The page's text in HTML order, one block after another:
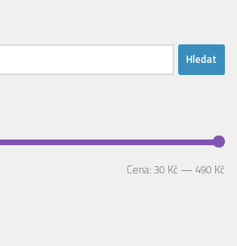
Cena: 30 Kč — 490 Kč